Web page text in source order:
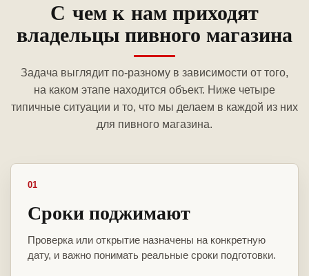
С чем к нам приходят
владельцы пивного магазина
Задача выглядит по-разному в зависимости от того,
на каком этапе находится объект. Ниже четыре
типичные ситуации и то, что мы делаем в каждой из них
для пивного магазина.
01
Сроки поджимают
Проверка или открытие назначены на конкретную
дату, и важно понимать реальные сроки подготовки.